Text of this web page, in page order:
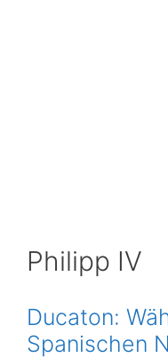
Philipp IV
Ducaton:
Spanischen